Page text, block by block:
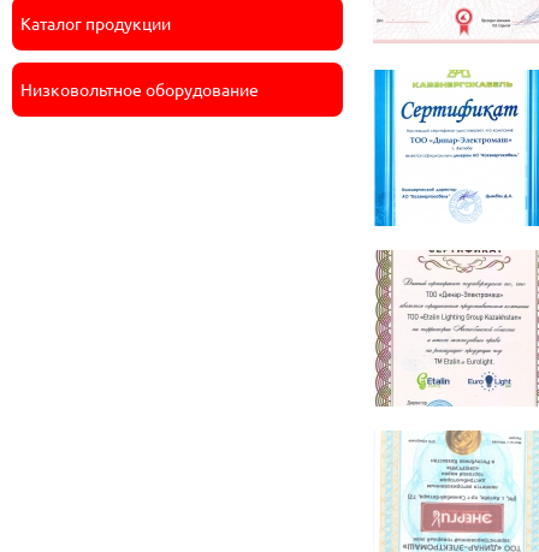
Каталог продукции
Низковольтное оборудование